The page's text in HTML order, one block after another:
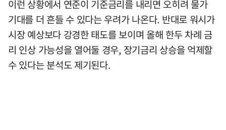
이런 상황에서 연준이 기준금리를 내리면 오히려 물가
기대를 더 흔들 수 있다는 우려가 나온다. 반대로 워시가
시장 예상보다 강경한 태도를 보이며 올해 한두 차례 금
리 인상 가능성을 열어둘 경우, 장기금리 상승을 억제할
수 있다는 분석도 제기된다.